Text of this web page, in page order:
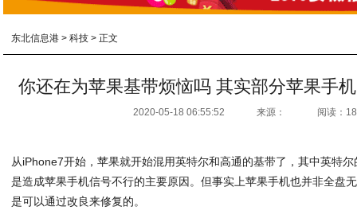
东北信息港 >科技 > 正文
你还在为苹果基带烦恼吗 其实部分苹果手
2020-05-18 06:55:52 来源： 阅读：
从iPhone7开始，苹果就开始混用英特尔和高通的基带了，其中英特
是造成苹果手机信号不行的主要原因。但事实上苹果手机也并非全盘
是可以通过改良来修复的。